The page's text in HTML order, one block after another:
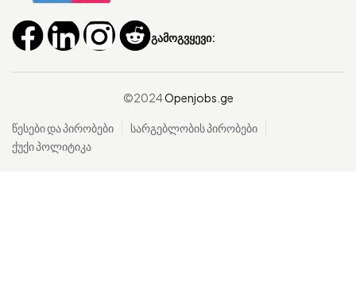
გამოგვყევი:
©2024Openjobs.ge
წესები და პირობები
სარგებლობის პირობები
ქუქი პოლიტიკა